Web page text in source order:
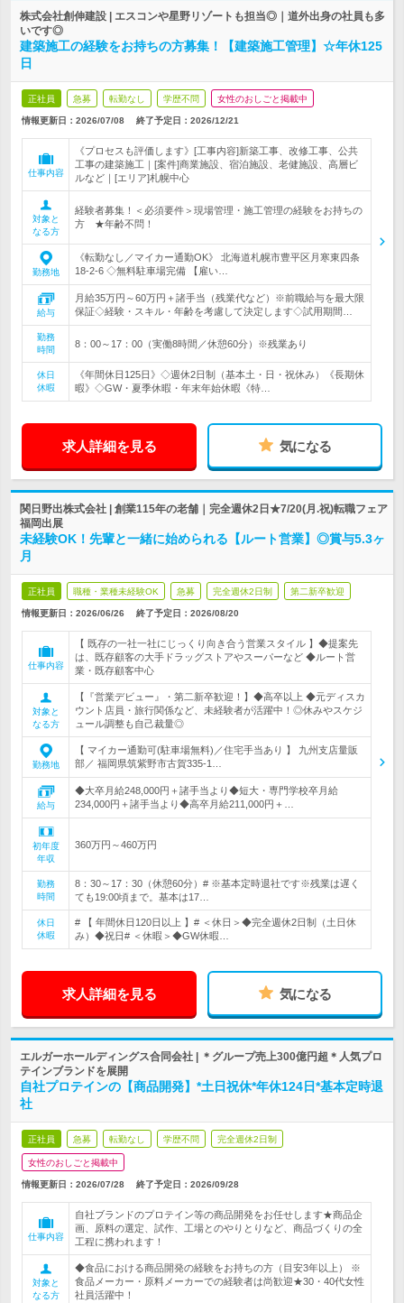
株式会社創伸建設 | エスコンや星野リゾートも担当◎｜道外出身の社員も多
いです◎
建築施工の経験をお持ちの方募集！【建築施工管理】☆年休125
日
正社員 急募 転勤なし 学歴不問 女性のおしごと掲載中
情報更新日：2026/07/08 終了予定日： 2026/12/21
仕事内容
《プロセスも評価します》[工事内容]新築工事、改修工事、公共
工事の建築施工｜[案件]商業施設、宿泊施設、老健施設、高層ビ
ルなど｜[エリア]札幌中心
対象と
なる方
経験者募集！＜必須要件＞現場管理・施工管理の経験をお持ちの
方 ★年齢不問！
勤務地
《転勤なし／マイカー通勤OK》 北海道札幌市豊平区月寒東四条
18-2-6 ◇無料駐車場完備 【雇い…
給与
月給35万円～60万円＋諸手当（残業代など）※前職給与を最大限
保証◇経験・スキル・年齢を考慮して決定します◇試用期間…
勤務
時間
8：00～17：00（実働8時間／休憩60分）※残業あり
休日
休暇
《年間休日125日》◇週休2日制（基本土・日・祝休み）《長期休
暇》◇GW・夏季休暇・年末年始休暇《特…
求人詳細を見る 気になる
関日野出株式会社 | 創業115年の老舗｜完全週休2日★7/20(月.祝)転職フェア
福岡出展
未経験OK！先輩と一緒に始められる【ルート営業】◎賞与5.3ヶ
月
正社員 職種・業種未経験OK 急募 完全週休2日制 第二新卒歓迎
情報更新日：2026/06/26 終了予定日： 2026/08/20
仕事内容
【 既存の一社一社にじっくり向き合う営業スタイル 】◆提案先
は、既存顧客の大手ドラッグストアやスーパーなど ◆ルート営
業・既存顧客中心
対象と
なる方
【『営業デビュー』・第二新卒歓迎！】◆高卒以上 ◆元ディスカ
ウント店員・旅行関係など、未経験者が活躍中！◎休みやスケジ
ュール調整も自己裁量◎
勤務地
【 マイカー通勤可(駐車場無料)／住宅手当あり 】 九州支店量販
部／ 福岡県筑紫野市古賀335-1…
給与
◆大卒月給248,000円＋諸手当より◆短大・専門学校卒月給
234,000円＋諸手当より◆高卒月給211,000円＋…
初年度
年収
360万円～460万円
勤務
時間
8：30～17：30（休憩60分）# ※基本定時退社です※残業は遅く
ても19:00頃まで。基本は17…
休日
休暇
# 【 年間休日120日以上 】# ＜休日＞◆完全週休2日制（土日休
み）◆祝日# ＜休暇＞◆GW休暇…
求人詳細を見る 気になる
エルガーホールディングス合同会社 | ＊グループ売上300億円超＊人気プロ
テインブランドを展開
自社プロテインの【商品開発】*土日祝休*年休124日*基本定時退
社
正社員 急募 転勤なし 学歴不問 完全週休2日制
女性のおしごと掲載中
情報更新日：2026/07/28 終了予定日： 2026/09/28
仕事内容
自社ブランドのプロテイン等の商品開発をお任せします★商品企
画、原料の選定、試作、工場とのやりとりなど、商品づくりの全
工程に携われます！
対象と
なる方
◆食品における商品開発の経験をお持ちの方（目安3年以上） ※
食品メーカー・原料メーカーでの経験者は尚歓迎★30・40代女性
社員活躍中！